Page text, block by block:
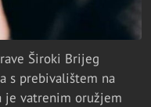
Široki Brijeg
s prebivalištem na
je vatrenim oružjem